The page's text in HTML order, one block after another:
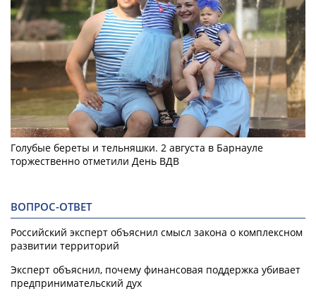
Голубые береты и тельняшки. 2 августа в Барнауле
торжественно отметили День ВДВ
ВОПРОС-ОТВЕТ
Российский эксперт объяснил смысл закона о комплексном
развитии территорий
Эксперт объяснил, почему финансовая поддержка убивает
предпринимательский дух